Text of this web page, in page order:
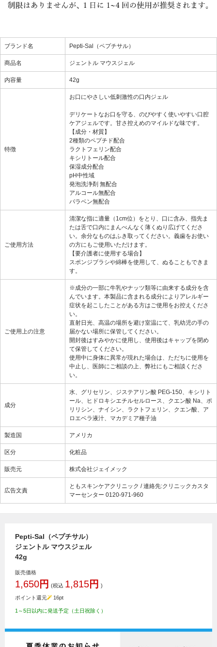
ブランド名 Pepti-Sal（ペプチサル）
商品名 ジェントル マウスジェル
内容量 42g
特徴
お口にやさしい低刺激性の口内ジェル
デリケートなお口を守る、のびやすく使いやすい口腔
ケアジェルです。甘さ控えめのマイルドな味です。
【成分・材質】
2種類のペプチド配合
ラクトフェリン配合
キシリトール配合
保湿成分配合
pH中性域
発泡洗浄剤 無配合
アルコール無配合
パラベン無配合
ご使用方法
清潔な指に適量（1cm位）をとり、口に含み、指先ま
たは舌で口内にまんべんなく薄くぬり広げてくださ
い。余分なものはふき取ってください。義歯をお使い
の方にもご使用いただけます。
【要介護者に使用する場合】
スポンジブラシや綿棒を使用して、ぬることもできま
す。
ご使用上の注意
※成分の一部に牛乳やナッツ類等に由来する成分を含
んでいます。本製品に含まれる成分によりアレルギー
症状を起こしたことがある方はご使用をお控えくださ
い。
直射日光、高温の場所を避け室温にて、乳幼児の手の
届かない場所に保管してください。
開封後はすみやかに使用し、使用後はキャップを閉め
て保管してください。
使用中に身体に異常が現れた場合は、ただちに使用を
中止し、医師にご相談の上、弊社にもご相談くださ
い。
成分
水、グリセリン、ジステアリン酸 PEG-150、キシリト
ール、ヒドロキシエチルセルロース、クエン酸 Na、ポ
リリシン、ナイシン、ラクトフェリン、クエン酸、ア
ロエベラ液汁、マカデミア種子油
製造国 アメリカ
区分 化粧品
販売元 株式会社ジェイメック
広告文責
ともスキンケアクリニック / 連絡先:クリニックカスタ
マーセンター 0120-971-960
Pepti-Sal（ペプチサル）
ジェントル マウスジェル
42g
販売価格
1,650円 (税込 1,815円 )
ポイント還元 16pt
1～5日以内に発送予定（土日祝除く）